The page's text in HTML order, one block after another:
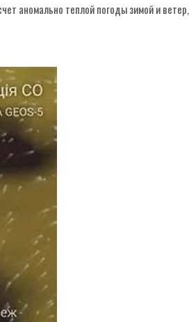
аномально теплой погоды зимой и ветер,